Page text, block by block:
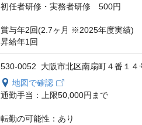
初任者研修・実務者研修　500円
賞与年2回(2.7ヶ月 ※2025年度実績)
昇給年1回
530-0052 大阪市北区南扇町４番１
地図で確認
通勤手当：上限50,000円まで
転勤の可能性：あり